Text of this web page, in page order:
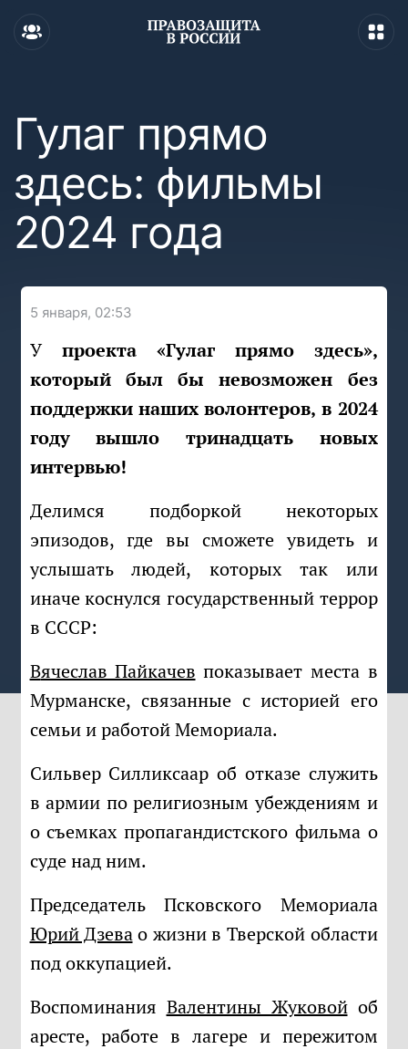
Гулаг прямо
здесь: фильмы
2024 года
5 января, 02:53
У проекта «Гулаг прямо здесь»,
который был бы невозможен без
поддержки наших волонтеров, в 2024
году вышло тринадцать новых
интервью!
Делимся подборкой некоторых
эпизодов, где вы сможете увидеть и
услышать людей, которых так или
иначе коснулся государственный террор
в СССР:
Вячеслав Пайкачев показывает места в
Мурманске, связанные с историей его
семьи и работой Мемориала.
Сильвер Силликсаар об отказе служить
в армии по религиозным убеждениям и
о съемках пропагандистского фильма о
суде над ним.
Председатель Псковского Мемориала
Юрий Дзевао жизни в Тверской области
под оккупацией.
Воспоминания Валентины Жуковойоб
аресте, работе в лагере и пережитом